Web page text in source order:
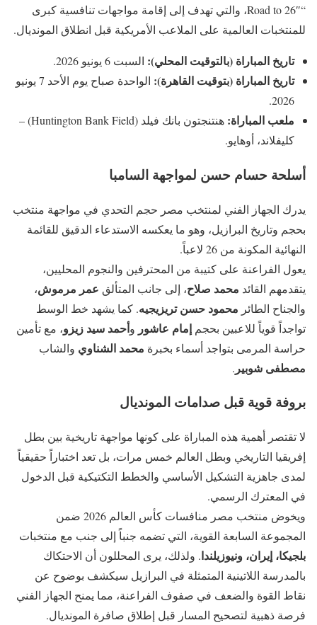
“Road to 26″، والتي تهدف إلى إقامة مواجهات تنافسية كبرى
للمنتخبات العالمية على الملاعب الأمريكية قبل انطلاق المونديال.
تاريخ المباراة (بالتوقيت المحلي): السبت 6 يونيو 2026.
تاريخ المباراة (بتوقيت القاهرة):
الواحدة صباح يوم الأحد 7 يونيو
2026.
ملعب المباراة:
هنتنجتون بانك فيلد (Huntington Bank Field) –
كليفلاند، أوهايو.
أسلحة حسام حسن لمواجهة السامبا
يدرك الجهاز الفني لمنتخب مصر حجم التحدي في مواجهة منتخب
بحجم وتاريخ البرازيل، وهو ما يعكسه الاستدعاء الدقيق للقائمة
النهائية المكونة من 26 لاعباً.
يعول الفراعنة على كتيبة من المحترفين والنجوم المحليين،
يتقدمهم القائد محمد صلاح، إلى جانب المتألق عمر مرموش،
والجناح الطائر محمود حسن تريزيجيه. كما يشهد خط الوسط
تواجداً قوياً للاعبين بحجم إمام عاشور وأحمد سيد زيزو، مع تأمين
حراسة المرمى بتواجد أسماء بخبرة محمد الشناوي والشاب
مصطفى شوبير .
بروفة قوية قبل صدامات المونديال
لا تقتصر أهمية هذه المباراة على كونها مواجهة تاريخية بين بطل
إفريقيا التاريخي وبطل العالم خمس مرات، بل تعد اختباراً حقيقياً
لمدى جاهزية التشكيل الأساسي والخطط التكتيكية قبل الدخول
في المعترك الرسمي.
ويخوض منتخب مصر منافسات كأس العالم 2026 ضمن
المجموعة السابعة القوية، التي تضمه جنباً إلى جنب مع منتخبات
بلجيكا، إيران، ونيوزيلندا. ولذلك، يرى المحللون أن الاحتكاك
بالمدرسة اللاتينية المتمثلة في البرازيل سيكشف بوضوح عن
نقاط القوة والضعف في صفوف الفراعنة، مما يمنح الجهاز الفني
فرصة ذهبية لتصحيح المسار قبل إطلاق صافرة المونديال.